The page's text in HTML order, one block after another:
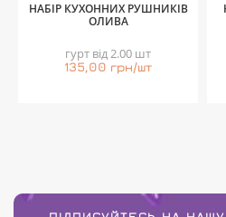
НАБІР КУХОННИХ РУШНИКІВ
ОЛИВА
гурт від 2.00 шт
135,00 грн/шт